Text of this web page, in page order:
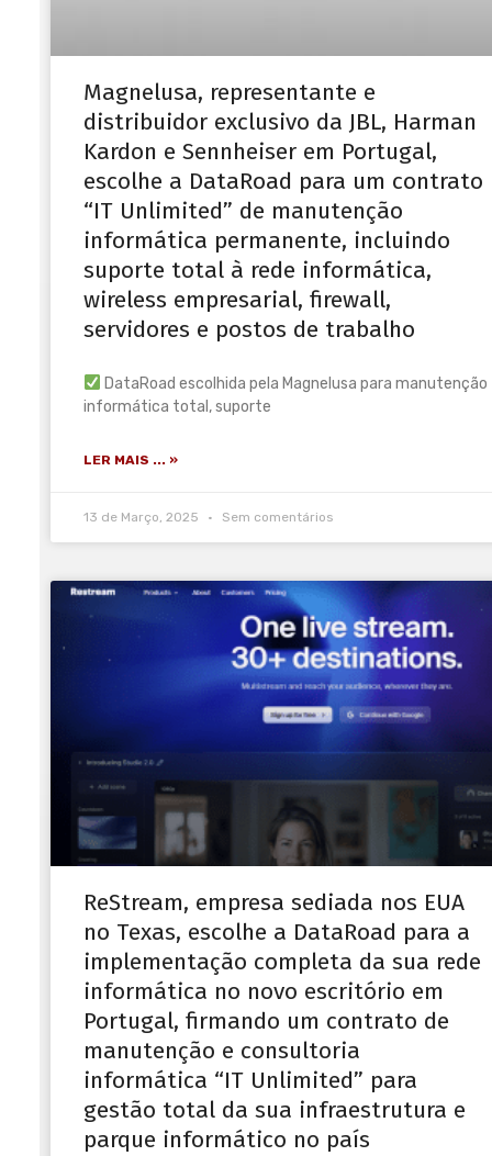
Magnelusa, representante e
distribuidor exclusivo da JBL, Harman
Kardon e Sennheiser em Portugal,
escolhe a DataRoad para um contrato
“IT Unlimited” de manutenção
informática permanente, incluindo
suporte total à rede informática,
wireless empresarial, firewall,
servidores e postos de trabalho
DataRoad escolhida pela Magnelusa para manutenção
informática total, suporte
LER MAIS ... »
13 de Março, 2025 Sem comentários
ReStream, empresa sediada nos EUA
no Texas, escolhe a DataRoad para a
implementação completa da sua rede
informática no novo escritório em
Portugal, firmando um contrato de
manutenção e consultoria
informática “IT Unlimited” para
gestão total da sua infraestrutura e
parque informático no país